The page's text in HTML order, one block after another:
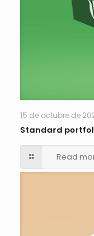
15 de octubre de
Standard
Read